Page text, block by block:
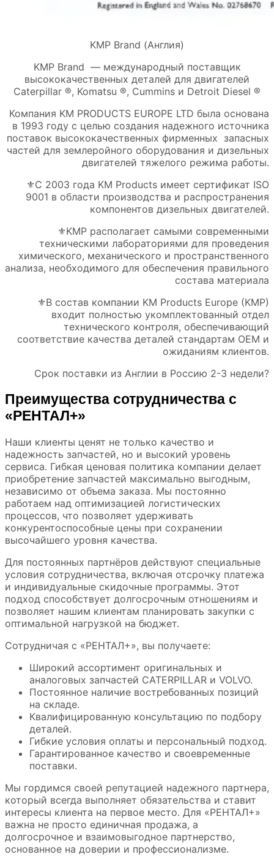
KMP Brand (Англия)
KMP Brand — международный поставщик
высококачественных деталей для двигателей
Caterpillar ®, Komatsu ®, Cummins и Detroit Diesel ®
Компания KM PRODUCTS EUROPE LTD была основана
в 1993 году с целью создания надежного источника
поставок высококачественных фирменных запасных
частей для землеройного оборудования и дизельных
двигателей тяжелого режима работы.
⚜️С 2003 года KM Products имеет сертификат ISO
9001 в области производства и распространения
компонентов дизельных двигателей.
⚜️KMP располагает самыми современными
техническими лабораториями для проведения
химического, механического и пространственного
анализа, необходимого для обеспечения правильного
состава материала
⚜️В состав компании KM Products Europe (KMP)
входит полностью укомплектованный отдел
технического контроля, обеспечивающий
соответствие качества деталей стандартам ОЕМ и
ожиданиям клиентов.
Срок поставки из Англии в Россию 2-3 недели?
Преимущества сотрудничества с
«РЕНТАЛ+»
Наши клиенты ценят не только качество и
надежность запчастей, но и высокий уровень
сервиса. Гибкая ценовая политика компании делает
приобретение запчастей максимально выгодным,
независимо от объема заказа. Мы постоянно
работаем над оптимизацией логистических
процессов, что позволяет удерживать
конкурентоспособные цены при сохранении
высочайшего уровня качества.
Для постоянных партнёров действуют специальные
условия сотрудничества, включая отсрочку платежа
и индивидуальные скидочные программы. Этот
подход способствует долгосрочным отношениям и
позволяет нашим клиентам планировать закупки с
оптимальной нагрузкой на бюджет.
Сотрудничая с «РЕНТАЛ+», вы получаете:
Широкий ассортимент оригинальных и
аналоговых запчастей CATERPILLAR и VOLVO.
Постоянное наличие востребованных позиций
на складе.
Квалифицированную консультацию по подбору
деталей.
Гибкие условия оплаты и персональный подход.
Гарантированное качество и своевременные
поставки.
Мы гордимся своей репутацией надежного партнера,
который всегда выполняет обязательства и ставит
интересы клиента на первое место. Для «РЕНТАЛ+»
важна не просто единичная продажа, а
долгосрочное и взаимовыгодное партнерство,
основанное на доверии и профессионализме.